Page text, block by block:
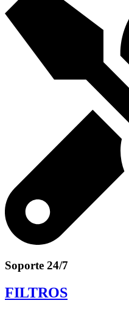
Soporte 24/7
FILTROS